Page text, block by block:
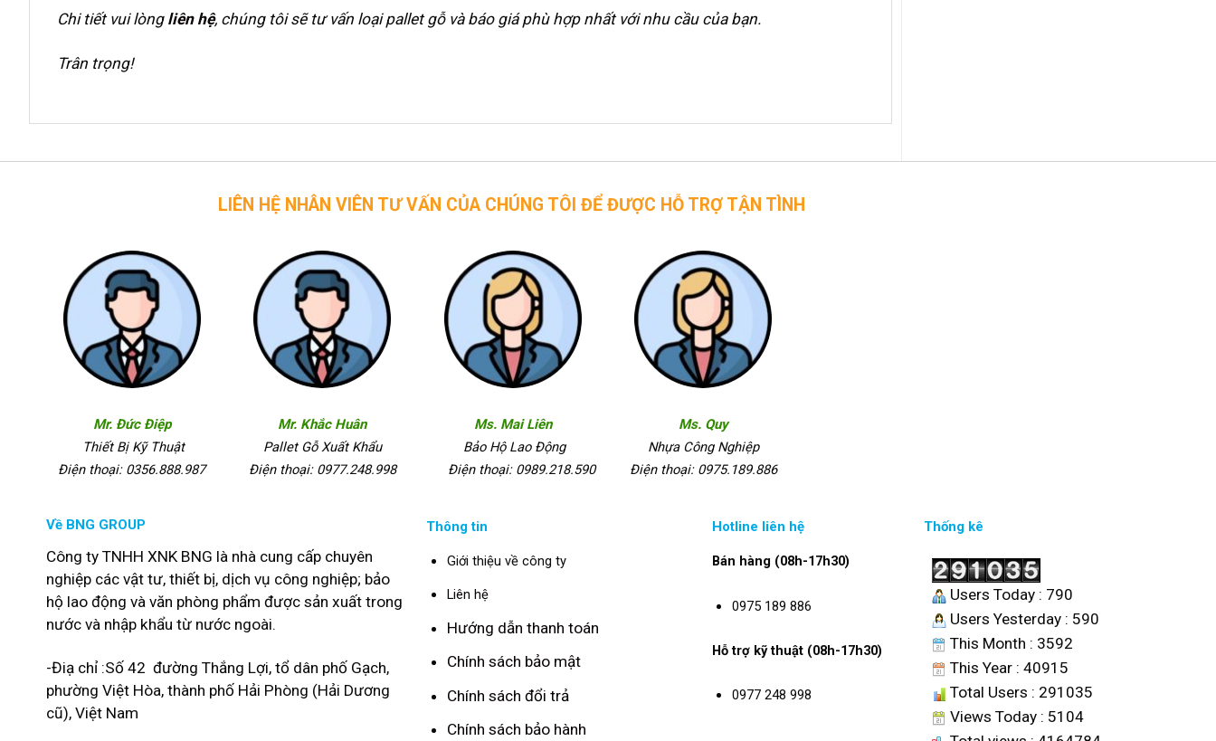
Chi tiết vui lòng liên hệ, chúng tôi sẽ tư vấn loại pallet gỗ và báo giá phù hợp nhất với nhu cầu của bạn.
Trân trọng!
LIÊN HỆ NHÂN VIÊN TƯ VẤN CỦA CHÚNG TÔI ĐỂ ĐƯỢC HỖ TRỢ TẬN TÌNH
Mr. Đức Điệp
Thiết Bị Kỹ Thuật
Điện thoại: 0356.888.987
Mr. Khắc Huân
Pallet Gỗ Xuất Khẩu
Điện thoại: 0977.248.998
Ms. Mai Liên
Bảo Hộ Lao Động
Điện thoại: 0989.218.590
Ms. Quy
Nhựa Công Nghiệp
Điện thoại: 0975.189.886
Về BNG GROUP
Công ty TNHH XNK BNG là nhà cung cấp chuyên
nghiệp các vật tư, thiết bị, dịch vụ công nghiệp; bảo
hộ lao động và văn phòng phẩm được sản xuất trong
nước và nhập khẩu từ nước ngoài.
-Điạ chỉ :Số 42 đường Thắng Lợi, tổ dân phố Gạch,
phường Việt Hòa, thành phố Hải Phòng (Hải Dương
cũ), Việt Nam
Thông tin
Giới thiệu về công ty
Liên hệ
Hướng dẫn thanh toán
Chính sách bảo mật
Chính sách đổi trả
Chính sách bảo hành
Hotline liên hệ
Bán hàng (08h-17h30)
0975 189 886
Hỗ trợ kỹ thuật (08h-17h30)
0977 248 998
Thống kê
Users Today : 790
Users Yesterday : 590
This Month : 3592
This Year : 40915
Total Users : 291035
Views Today : 5104